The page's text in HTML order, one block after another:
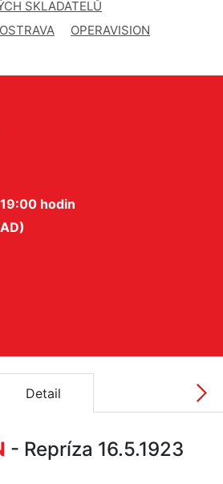
SKLADATELŮ
OPERAVISION
hodin
Detail
- Repríza 16.5.1923